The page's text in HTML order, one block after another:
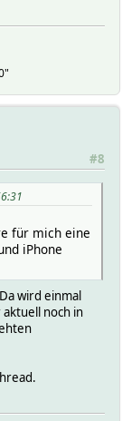
#8
für mich eine
iPhone
wird einmal
noch in